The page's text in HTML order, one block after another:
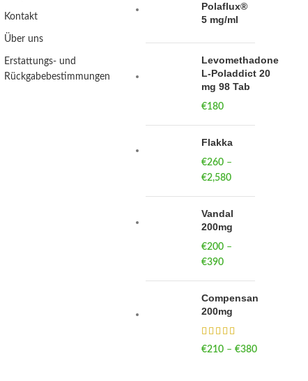
Kontakt
Über uns
Erstattungs- und
Rückgabebestimmungen
Polaflux®
5 mg/ml
Levomethadone
L-Poladdict 20
mg 98 Tab
€180
Flakka
€260 –
€2,580
€260
through
Vandal
200mg
€200 –
€390
through
Compensan
200mg
€210 – €380